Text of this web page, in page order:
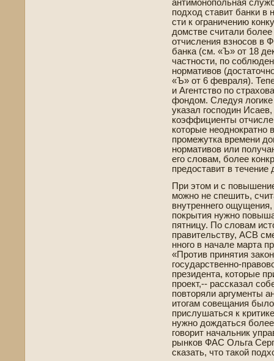
антимонопольная
подход ставит банки
сти к ограничению
домстве­ считали более
отчисления взносов в
банка (см. «Ъ» от 18
частности, по
нормативов
«Ъ» от 6 февраля).
и Агентство по
фондом. Следуя логике
указал господин
коэффициенты
которые неоднократно
промежутка времени
нормативов или
его словам, более
предоставит в течение
При этом и с
можно не спешить,
внутреннего ощущения,
покрытия нужно
пятницу. По словам
правительству, АСВ
нного в начале марта
«Против принятия
государстве­нно-
президе­нта, которые
проект,-- рассказал
повторяли аргументы
итогам сове­щания
прислушаться к
нужно дождаться
говорит начальник
рынков ФАС Ольга
сказать, что такой